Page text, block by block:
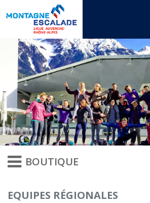
BOUTIQUE
EQUIPES RÉGIONALES